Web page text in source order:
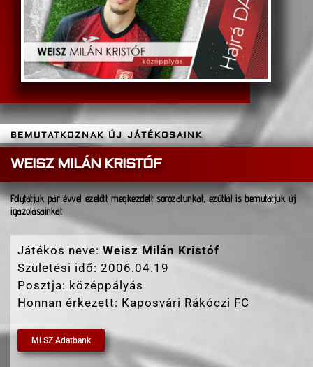
BEMUTATKOZNAK ÚJ JÁTÉKOSAINK
WEISZ MILÁN KRISTÓF
Folytatjuk pár évvel ezelőtt megkezdett sorozatunkat, ezúttal is bemutatjuk új
igazolásainkat
Játékos neve: Weisz Milán Kristóf
Születési idő: 2006.04.19
Posztja: középpályás
Honnan érkezett: Kaposvári Rákóczi FC
MLSZ Adatbank